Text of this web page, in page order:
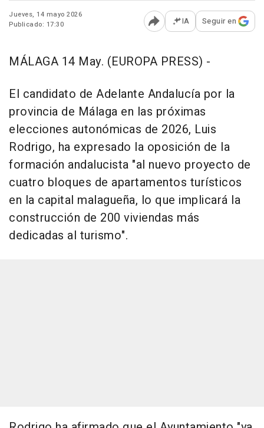
Jueves, 14 mayo 2026
Publicado: 17:30
Abrir opciones para
IA Seguir en
MÁLAGA 14 May. (EUROPA PRESS) -
El candidato de Adelante Andalucía por la
provincia de Málaga en las próximas
elecciones autonómicas de 2026, Luis
Rodrigo, ha expresado la oposición de la
formación andalucista "al nuevo proyecto de
cuatro bloques de apartamentos turísticos
en la capital malagueña, lo que implicará la
construcción de 200 viviendas más
dedicadas al turismo".